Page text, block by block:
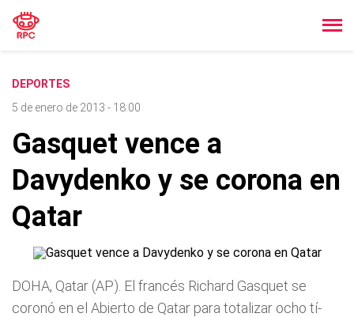
DEPORTES
5 de enero de 2013 - 18:00
Gasquet vence a
Davydenko y se corona en
Qatar
DOHA, Qatar (AP). El francés Richard Gasquet se
coronó en el Abierto de Qatar para totalizar ocho tí­